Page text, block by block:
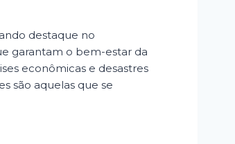
destaque no
garantam o bem-estar da
econômicas e desastres
são aquelas que se